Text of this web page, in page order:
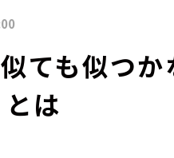
ても似つ
とは